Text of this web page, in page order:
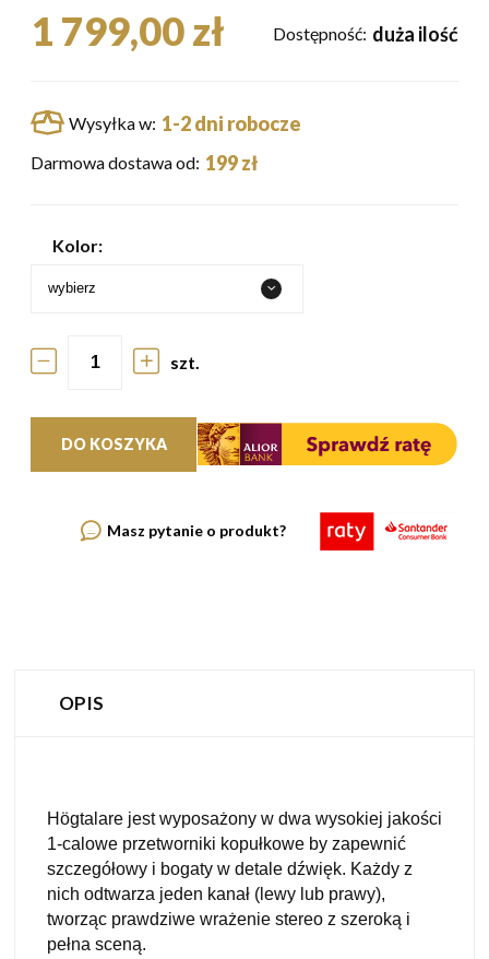
1 799,00 zł Dostępność: duża ilość
Wysyłka w: 1-2 dni robocze
Darmowa dostawa od: 199 zł
Kolor:
szt.
DO KOSZYKA
Masz pytanie o produkt?
OPIS
Högtalare jest wyposażony w dwa wysokiej jakości
1-calowe przetworniki kopułkowe by zapewnić
szczegółowy i bogaty w detale dźwięk. Każdy z
nich odtwarza jeden kanał (lewy lub prawy),
tworząc prawdziwe wrażenie stereo z szeroką i
pełna sceną.